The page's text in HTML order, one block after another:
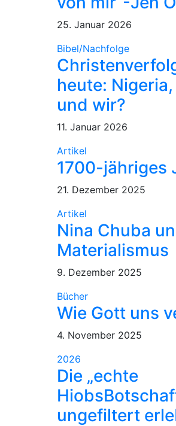
25. Januar 2026
Bibel/Nachfolge
heute: Nigeria,
und wir?
11. Januar 2026
Artikel
1700-jähriges
21. Dezember 2025
Artikel
Nina Chuba
Materialismus
9. Dezember 2025
Bücher
Wie Gott uns
4. November 2025
2026
Die „echte
ungefiltert